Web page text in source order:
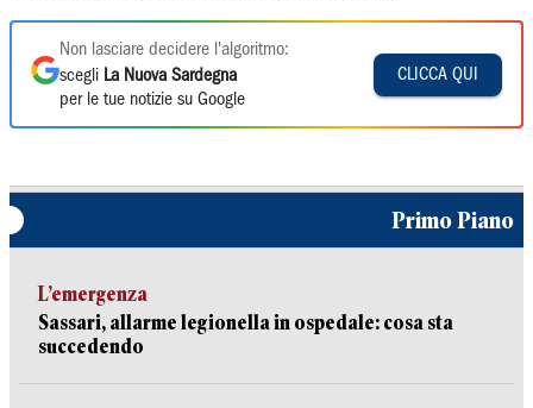
Non lasciare decidere l'algoritmo:
scegli La Nuova Sardegna
per le tue notizie su Google
CLICCA QUI
Primo Piano
L’emergenza
Sassari, allarme legionella in ospedale: cosa sta
succedendo